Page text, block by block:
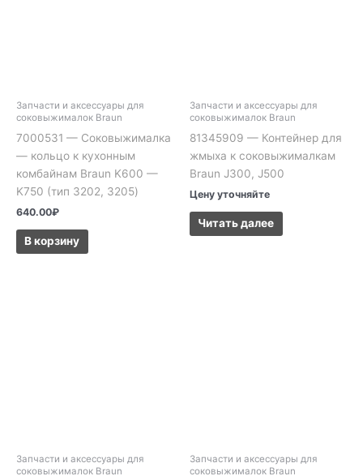
Запчасти и аксессуары для
соковыжималок Braun
7000531 — Соковыжималка
— кольцо к кухонным
комбайнам Braun K600 —
K750 (тип 3202, 3205)
640.00₽
В корзину
Запчасти и аксессуары для
соковыжималок Braun
81345909 — Контейнер для
жмыха к соковыжималкам
Braun J300, J500
Цену уточняйте
Читать далее
Запчасти и аксессуары для
соковыжималок Braun
Запчасти и аксессуары для
соковыжималок Braun